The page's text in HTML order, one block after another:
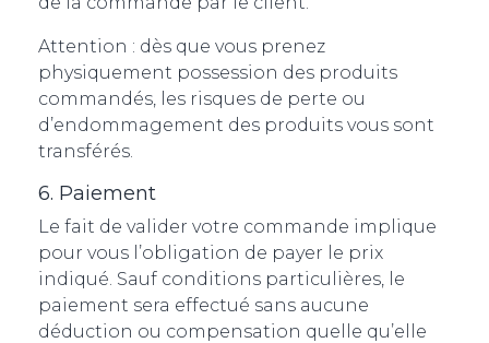
Attention : dès que vous prenez
physiquement possession des produits
commandés, les risques de perte ou
d’endommagement des produits vous sont
transférés.
6. Paiement
Le fait de valider votre commande implique
pour vous l’obligation de payer le prix
indiqué. Sauf conditions particulières, le
paiement sera effectué sans aucune
déduction ou compensation quelle qu’elle